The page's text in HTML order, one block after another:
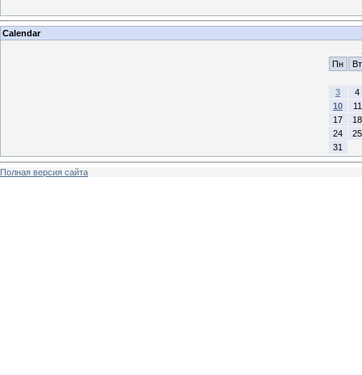
Calendar
Пн
Вт
3
4
10
11
17
18
24
25
31
Полная версия сайта